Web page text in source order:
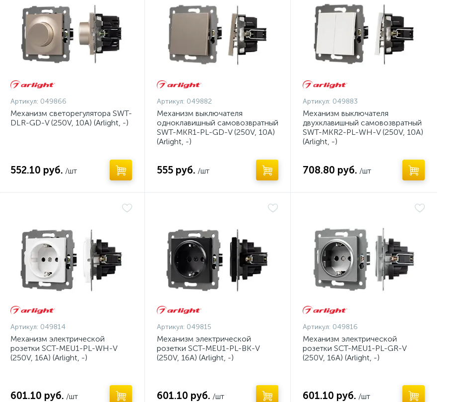
Артикул: 049866
Механизм светорегулятора SWT-
DLR-GD-V (250V, 10A) (Arlight, -)
552.10 руб. /шт
Артикул: 049882
Механизм выключателя
одноклавишный самовозвратный
SWT-MKR1-PL-GD-V (250V, 10A)
(Arlight, -)
555 руб. /шт
Артикул: 049883
Механизм выключателя
двухклавишный самовозвратный
SWT-MKR2-PL-WH-V (250V, 10A)
(Arlight, -)
708.80 руб. /шт
Артикул: 049814
Механизм электрической
розетки SCT-MEU1-PL-WH-V
(250V, 16A) (Arlight, -)
601.10 руб. /шт
Артикул: 049815
Механизм электрической
розетки SCT-MEU1-PL-BK-V
(250V, 16A) (Arlight, -)
601.10 руб. /шт
Артикул: 049816
Механизм электрической
розетки SCT-MEU1-PL-GR-V
(250V, 16A) (Arlight, -)
601.10 руб. /шт